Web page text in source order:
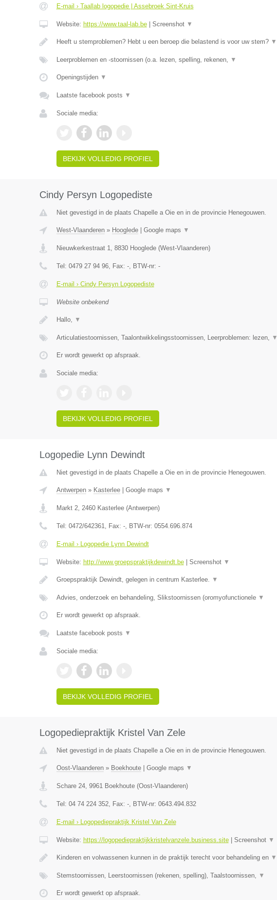
E-mail › Taallab logopedie | Assebroek Sint-Kruis
Website: https://www.taal-lab.be| Screenshot ▼
Heeft u stemproblemen? Hebt u een beroep die belastend is voor uw stem? ▼
Leerproblemen en -stoornissen (o.a. lezen, spelling, rekenen, ▼
Openingstijden ▼
Laatste facebook posts ▼
Sociale media:
BEKIJK VOLLEDIG PROFIEL
Cindy Persyn Logopediste
Niet gevestigd in de plaats Chapelle a Oie en in de provincie Henegouwen.
West-Vlaanderen» Hooglede| Google maps ▼
Nieuwkerkestraat 1, 8830 Hooglede(West-Vlaanderen)
Tel: 0479 27 94 96, Fax: -, BTW-nr: -
E-mail › Cindy Persyn Logopediste
Website onbekend
Hallo, ▼
Articulatiestoornissen, Taalontwikkelingsstoornissen, Leerproblemen: lezen, ▼
Er wordt gewerkt op afspraak.
Sociale media:
BEKIJK VOLLEDIG PROFIEL
Logopedie Lynn Dewindt
Niet gevestigd in de plaats Chapelle a Oie en in de provincie Henegouwen.
Antwerpen» Kasterlee| Google maps ▼
Markt 2, 2460 Kasterlee(Antwerpen)
Tel: 0472/642361, Fax: -, BTW-nr: 0554.696.874
E-mail › Logopedie Lynn Dewindt
Website: http://www.groepspraktijkdewindt.be| Screenshot ▼
Groepspraktijk Dewindt, gelegen in centrum Kasterlee. ▼
Advies, onderzoek en behandeling, Slikstoornissen (oromyofunctionele ▼
Er wordt gewerkt op afspraak.
Laatste facebook posts ▼
Sociale media:
BEKIJK VOLLEDIG PROFIEL
Logopediepraktijk Kristel Van Zele
Niet gevestigd in de plaats Chapelle a Oie en in de provincie Henegouwen.
Oost-Vlaanderen» Boekhoute| Google maps ▼
Schare 24, 9961 Boekhoute(Oost-Vlaanderen)
Tel: 04 74 224 352, Fax: -, BTW-nr: 0643.494.832
E-mail › Logopediepraktijk Kristel Van Zele
Website: https://logopediepraktijkkristelvanzele.business.site| Screenshot ▼
Kinderen en volwassenen kunnen in de praktijk terecht voor behandeling en ▼
Stemstoornissen, Leerstoornissen (rekenen, spelling), Taalstoornissen, ▼
Er wordt gewerkt op afspraak.